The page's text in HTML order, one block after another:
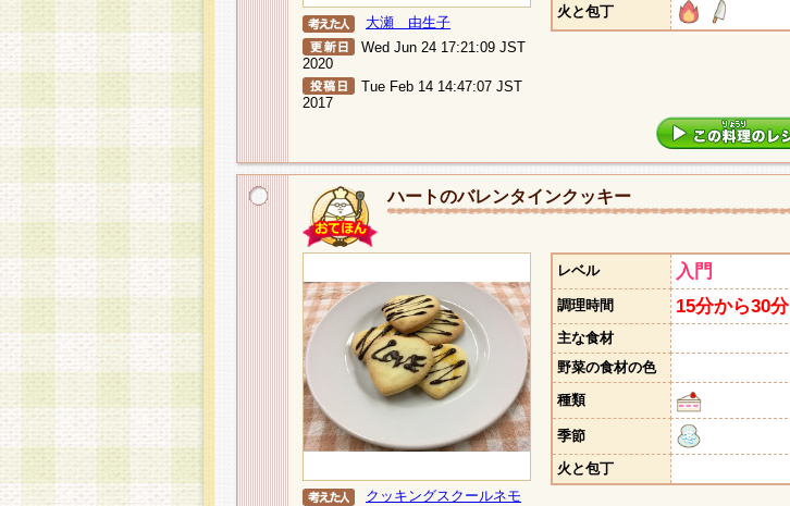
大瀬 由生子
Wed Jun 24 17:21:09 JST
2020
Tue Feb 14 14:47:07 JST
2017
火と包丁
ハートのバレンタインクッキー
クッキングスクールネモ
レベル 入門
調理時間 15分から30分
主な食材
野菜の食材の色
種類
季節
火と包丁